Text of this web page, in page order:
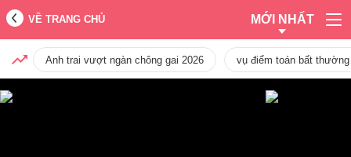
VỀ TRANG CHỦ MỚI NHẤT
Anh trai vượt ngàn chông gai 2026 vụ điểm toán bất